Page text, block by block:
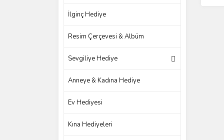
İlginç Hediye
Resim Çerçevesi & Albüm
Sevgiliye Hediye
Anneye & Kadına Hediye
Ev Hediyesi
Kına Hediyeleri